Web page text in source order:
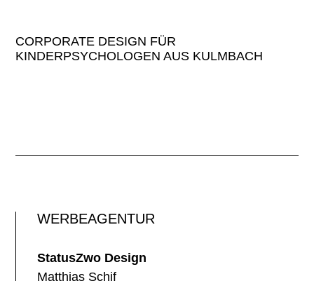
CORPORATE DESIGN FÜR
KINDERPSYCHOLOGEN AUS KULMBACH
WERBEAGENTUR
StatusZwo Design
Matthias Schif